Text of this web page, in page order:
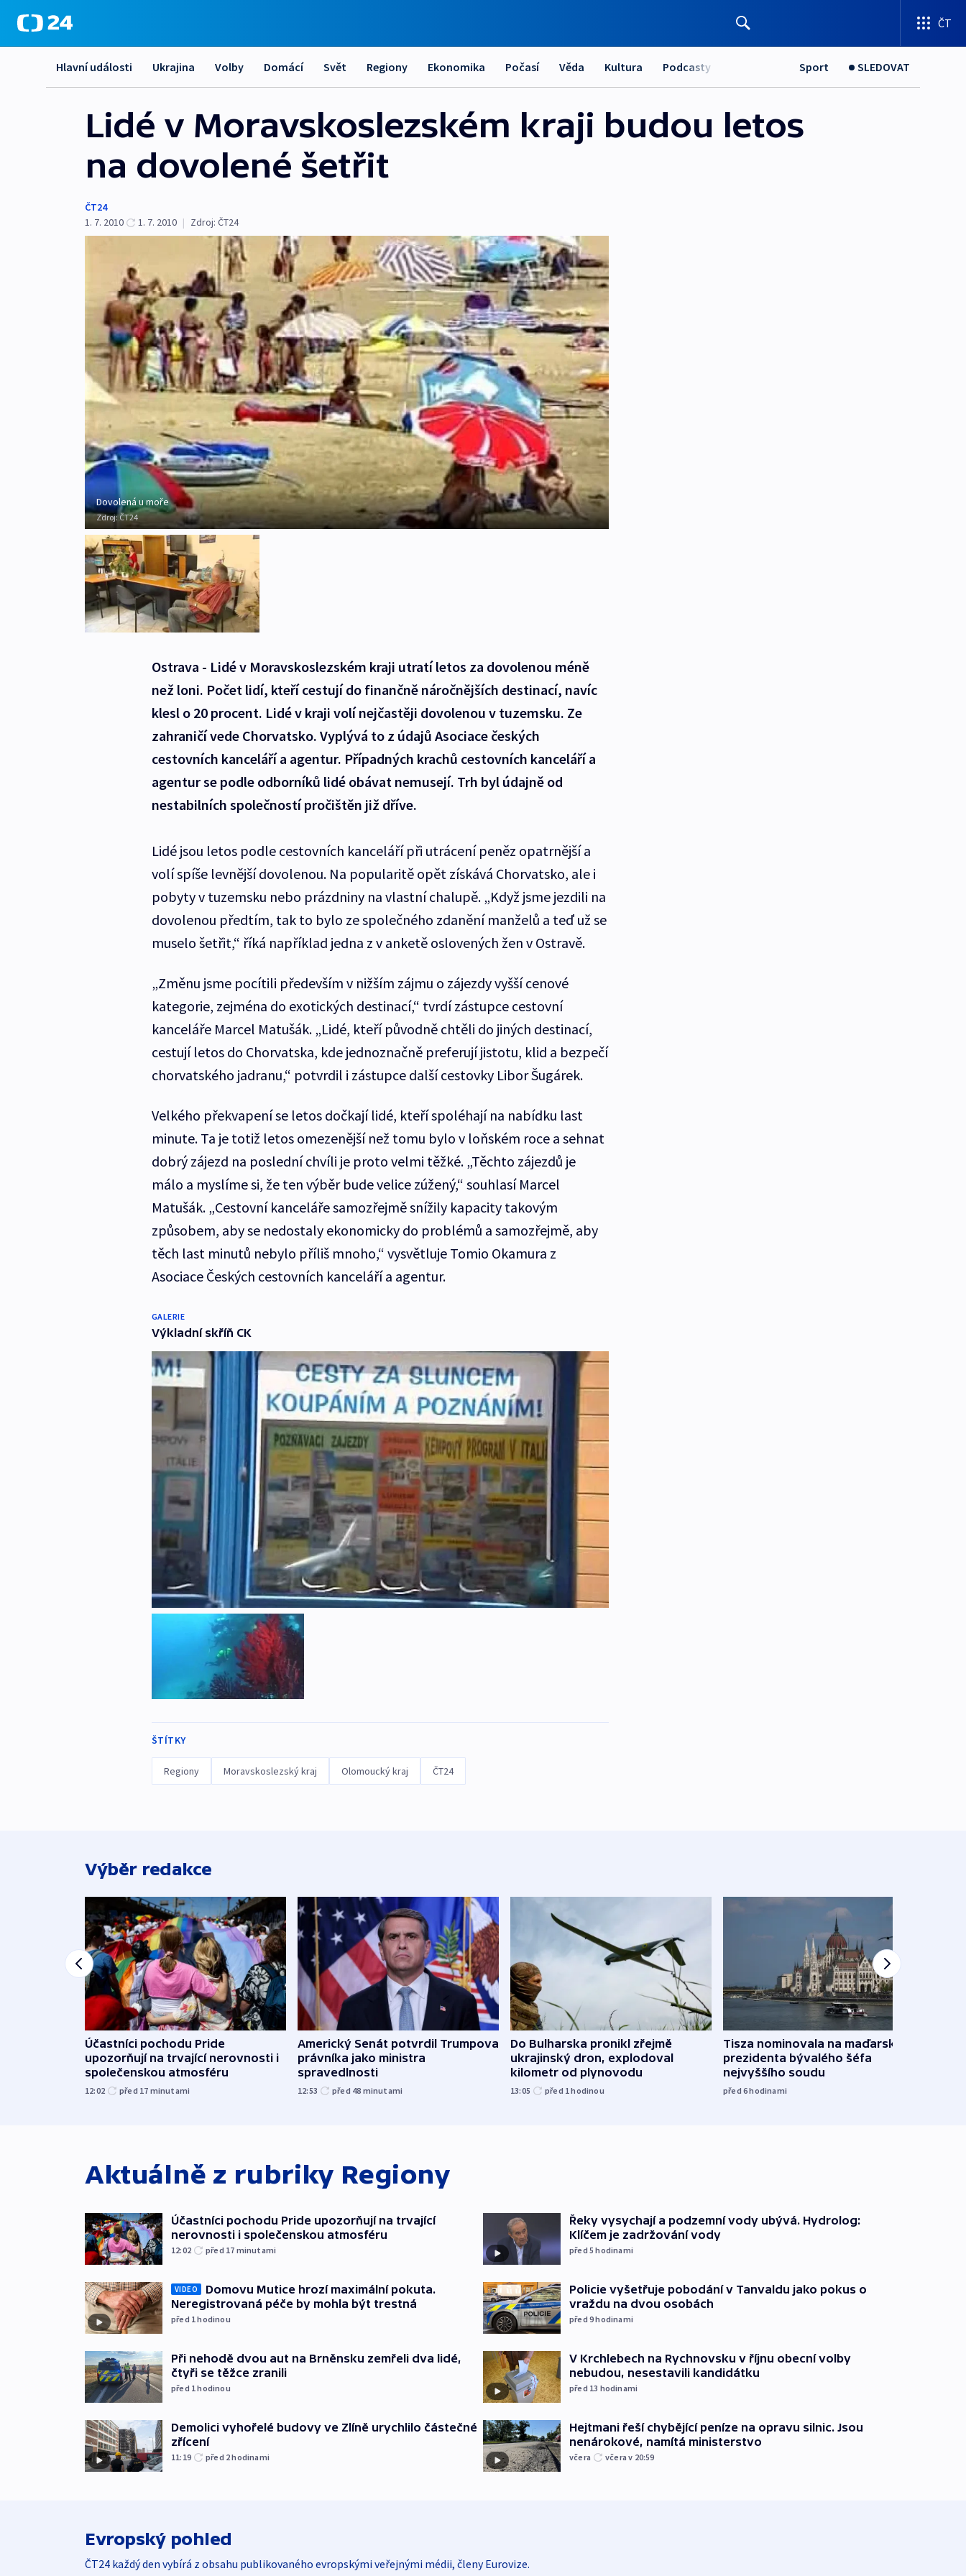
ČT
Hlavní události Ukrajina Volby Domácí Svět Regiony Ekonomika Počasí Věda Kultura Podcasty Sport SLEDOVAT
Lidé v Moravskoslezském kraji budou letos
na dovolené šetřit
ČT24
1. 7. 2010
1. 7. 2010 | Zdroj: ČT24
Dovolená u moře
Zdroj:ČT24
Ostrava - Lidé v Moravskoslezském kraji utratí letos za dovolenou méně
než loni. Počet lidí, kteří cestují do finančně náročnějších destinací, navíc
klesl o 20 procent. Lidé v kraji volí nejčastěji dovolenou v tuzemsku. Ze
zahraničí vede Chorvatsko. Vyplývá to z údajů Asociace českých
cestovních kanceláří a agentur. Případných krachů cestovních kanceláří a
agentur se podle odborníků lidé obávat nemusejí. Trh byl údajně od
nestabilních společností pročištěn již dříve.
Lidé jsou letos podle cestovních kanceláří při utrácení peněz opatrnější a
volí spíše levnější dovolenou. Na popularitě opět získává Chorvatsko, ale i
pobyty v tuzemsku nebo prázdniny na vlastní chalupě. „Když jsme jezdili na
dovolenou předtím, tak to bylo ze společného zdanění manželů a teď už se
muselo šetřit,“ říká například jedna z v anketě oslovených žen v Ostravě.
„Změnu jsme pocítili především v nižším zájmu o zájezdy vyšší cenové
kategorie, zejména do exotických destinací,“ tvrdí zástupce cestovní
kanceláře Marcel Matušák. „Lidé, kteří původně chtěli do jiných destinací,
cestují letos do Chorvatska, kde jednoznačně preferují jistotu, klid a bezpečí
chorvatského jadranu,“ potvrdil i zástupce další cestovky Libor Šugárek.
Velkého překvapení se letos dočkají lidé, kteří spoléhají na nabídku last
minute. Ta je totiž letos omezenější než tomu bylo v loňském roce a sehnat
dobrý zájezd na poslední chvíli je proto velmi těžké. „Těchto zájezdů je
málo a myslíme si, že ten výběr bude velice zúžený,“ souhlasí Marcel
Matušák. „Cestovní kanceláře samozřejmě snížily kapacity takovým
způsobem, aby se nedostaly ekonomicky do problémů a samozřejmě, aby
těch last minutů nebylo příliš mnoho,“ vysvětluje Tomio Okamura z
Asociace Českých cestovních kanceláří a agentur.
GALERIE
Výkladní skříň CK
ŠTÍTKY
Regiony Moravskoslezský kraj Olomoucký kraj ČT24
Výběr redakce
Účastníci pochodu Pride
upozorňují na trvající nerovnosti i
společenskou atmosféru
12:02 před 17 minutami
Americký Senát potvrdil Trumpova
právníka jako ministra
spravedlnosti
12:53 před 48 minutami
Do Bulharska pronikl zřejmě
ukrajinský dron, explodoval
kilometr od plynovodu
13:05 před 1hodinou
Tisza nominovala na maďarského
prezidenta bývalého šéfa
nejvyššího soudu
před 6hodinami
Aktuálně z rubriky Regiony
Účastníci pochodu Pride upozorňují na trvající
nerovnosti i společenskou atmosféru
12:02 před 17 minutami
VIDEO
Domovu Mutice hrozí maximální pokuta.
Neregistrovaná péče by mohla být trestná
před 1hodinou
Při nehodě dvou aut na Brněnsku zemřeli dva lidé,
čtyři se těžce zranili
před 1hodinou
Demolici vyhořelé budovy ve Zlíně urychlilo částečné
zřícení
11:19 před 2hodinami
Řeky vysychají a podzemní vody ubývá. Hydrolog:
Klíčem je zadržování vody
před 5hodinami
Policie vyšetřuje pobodání v Tanvaldu jako pokus o
vraždu na dvou osobách
před 9hodinami
V Krchlebech na Rychnovsku v říjnu obecní volby
nebudou, nesestavili kandidátku
před 13 hodinami
Hejtmani řeší chybějící peníze na opravu silnic. Jsou
nenárokové, namítá ministerstvo
včera včera v 20:59
Evropský pohled
ČT24 každý den vybírá z obsahu publikovaného evropskými veřejnými médii, členy Eurovize.